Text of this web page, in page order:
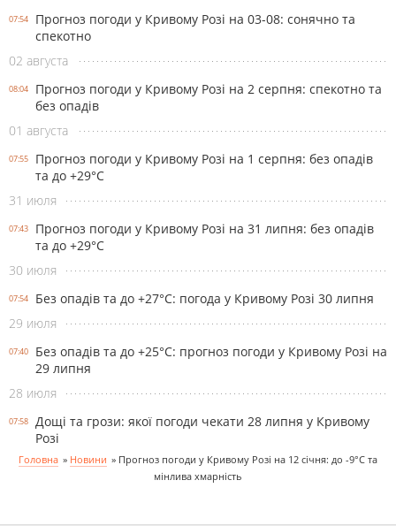
07:54
Прогноз погоди у Кривому Розі на 03-08: сонячно та
спекотно
02 августа
08:04
Прогноз погоди у Кривому Розі на 2 серпня: спекотно та
без опадів
01 августа
07:55
Прогноз погоди у Кривому Розі на 1 серпня: без опадів
та до +29°С
31 июля
07:43
Прогноз погоди у Кривому Розі на 31 липня: без опадів
та до +29°С
30 июля
07:54
Без опадів та до +27°С: погода у Кривому Розі 30 липня
29 июля
07:40
Без опадів та до +25°С: прогноз погоди у Кривому Розі на
29 липня
28 июля
07:58
Дощі та грози: якої погоди чекати 28 липня у Кривому
Розі
Головна » Новини » Прогноз погоди у Кривому Розі на 12 січня: до -9°С та
мінлива хмарність